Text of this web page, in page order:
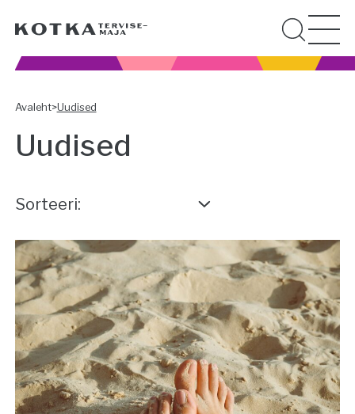
Avaleht>Uudised
Uudised
Sorteeri: